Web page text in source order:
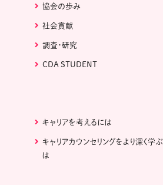
協会の歩み
社会貢献
調査・研究
CDA STUDENT
キャリアを考えるには
キャリアカウンセリングをより深く学
は